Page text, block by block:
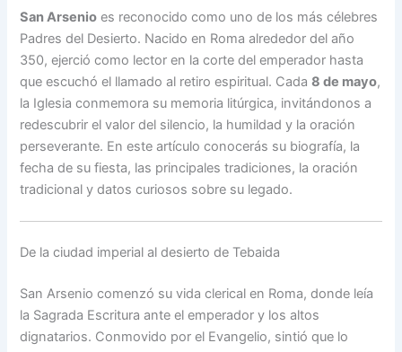
San Arsenio es reconocido como uno de los más célebres
Padres del Desierto. Nacido en Roma alrededor del año
350, ejerció como lector en la corte del emperador hasta
que escuchó el llamado al retiro espiritual. Cada8 de mayo,
la Iglesia conmemora su memoria litúrgica, invitándonos a
redescubrir el valor del silencio, la humildad y la oración
perseverante. En este artículo conocerás su biografía, la
fecha de su fiesta, las principales tradiciones, la oración
tradicional y datos curiosos sobre su legado.
De la ciudad imperial al desierto de Tebaida
San Arsenio comenzó su vida clerical en Roma, donde leía
la Sagrada Escritura ante el emperador y los altos
dignatarios. Conmovido por el Evangelio, sintió que lo